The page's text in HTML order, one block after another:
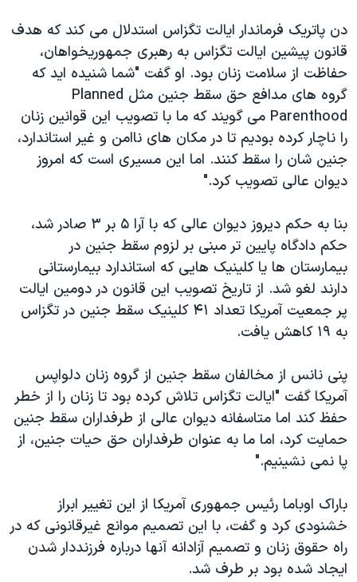
دن پاتریک فرماندار ایالت تگزاس استدلال می کند که هدف
قانون پیشین ایالت تگزاس به رهبری جمهوریخواهان،
حفاظت از سلامت زنان بود. او گفت "شما شنیده اید که
گروه های مدافع حق سقط جنین مثل Planned
Parenthood می گویند که ما با تصویب این قوانین زنان
را ناچار کرده بودیم تا در مکان های ناامن و غیر استاندارد،
جنین شان را سقط کنند. اما این مسیری است که امروز
دیوان عالی تصویب کرد."
بنا به حکم دیروز دیوان عالی که با آرا ۵ بر ۳ صادر شد،
حکم دادگاه پایین تر مبنی بر لزوم سقط جنین در
بیمارستان ها یا کلینیک هایی که استاندارد بیمارستانی
دارند لغو شد. از تاریخ تصویب این قانون در دومین ایالت
پر جمعیت آمریکا تعداد ۴۱ کلینیک سقط جنین در تگزاس
به ۱۹ کاهش یافت.
پنی نانس از مخالفان سقط جنین از گروه زنان دلواپس
آمریکا گفت "ایالت تگزاس تلاش کرده بود تا زنان را از خطر
حفظ کند اما متاسفانه دیوان عالی از طرفداران سقط جنین
حمایت کرد، اما ما به عنوان طرفداران حق حیات جنین، از
پا نمی نشینیم."
باراک اوباما رئیس جمهوری آمریکا از این تغییر ابراز
خشنودی کرد و گفت، با این تصمیم موانع غیرقانونی که در
راه حقوق زنان و تصمیم آزادانه آنها درباره فرزنددار شدن
ایجاد شده بود بر طرف شد.